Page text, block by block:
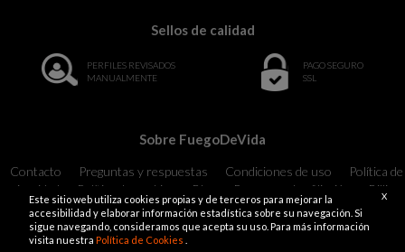
Sellos de calidad
PERFILES REVISADOS
MANUALMENTE
PAGO SEGURO
SSL
Sobre FuegoDeVida
Contacto Preguntas y respuestas Condiciones de uso
Política de
privacidad
Política de cookies Blog Programa de afiliación
Billing
Support
18 U.S.C. 2257 Record-Keeping Requirements Compliance
Statement Exempt
Este sitio web utiliza cookies propias y de terceros para mejorar la
accesibilidad y elaborar información estadística sobre su navegación. Si
sigue navegando, consideramos que acepta su uso. Para más información
visita nuestra Política de Cookies
X